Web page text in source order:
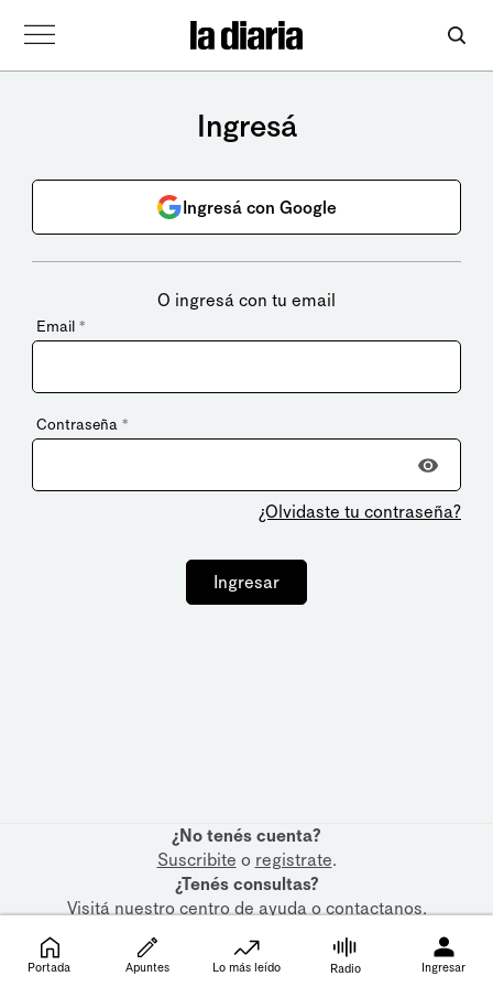
Ingresá
Ingresá con Google
O ingresá con tu email
Email *
Contraseña *
¿Olvidaste tu contraseña?
Ingresar
¿No tenés cuenta?
Suscribite o registrate.
¿Tenés consultas?
Visitá nuestrocentro de ayudaocontactanos.
Portada Apuntes Lo más leído Radio Ingresar